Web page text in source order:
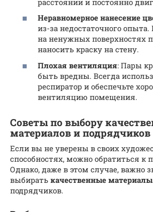
Неравномерное нанесение
из-за недостаточного
на ненужных поверхностях
наносить краску на стену.
Плохая вентиляция: Пары
быть вредны. Всегда
респиратор и обеспечьте
вентиляцию помещения.
Советы по выбору
материалов и подрядчиков
Если вы не уверены в своих
способностях, можно обратиться к
Однако, даже в этом случае, важно
выбирать качественные материалы
подрядчиков.